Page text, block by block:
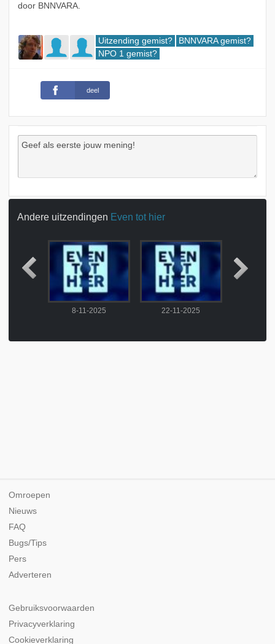
door BNNVARA.
Uitzending gemist?
BNNVARA gemist?
NPO 1 gemist?
deel
Andere uitzendingen Even tot hier
8-11-2025 22-11-2025
Omroepen
Nieuws
FAQ
Bugs/Tips
Pers
Adverteren
Gebruiksvoorwaarden
Privacyverklaring
Cookieverklaring